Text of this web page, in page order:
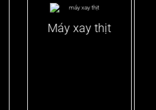
Máy xay thịt